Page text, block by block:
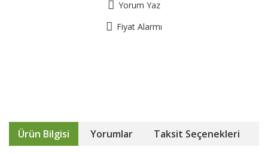
Yorum Yaz
Fiyat Alarmı
Ürün Bilgisi Yorumlar Taksit Seçenekleri